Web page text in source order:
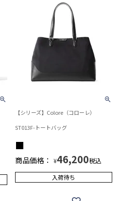
【シリーズ】Colore（コローレ）
ST013F-トートバッグ
商品価格： ¥46,200税込
入荷待ち